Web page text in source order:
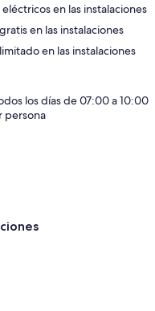
en las instalaciones
en las instalaciones
en las instalaciones
los días de 07:00 a 10:00
persona